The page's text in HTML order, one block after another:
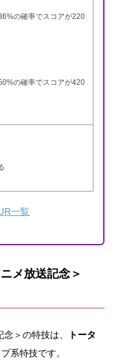
の確率でスコアが220
の確率でスコアが420
一覧
メ放送記念＞
＞の特技は、
トータ
系特技です。